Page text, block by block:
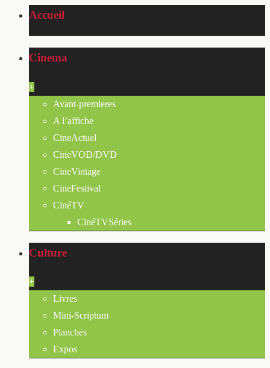
Accueil
Cinema
+
Avant-premieres
A l’affiche
CineActuel
CineVOD/DVD
CineVintage
CineFestival
CinéTV
CinéTVSéries
Culture
+
Livres
Mini-Scriptum
Planches
Expos